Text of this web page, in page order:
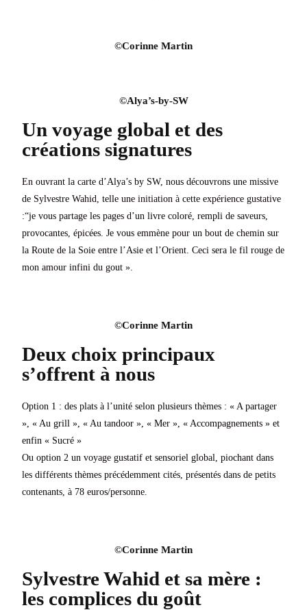
©Corinne Martin​
©Alya’s-by-SW​
Un voyage global et des
créations signatures
En ouvrant la carte d’Alya’s by SW, nous découvrons une missive
de Sylvestre Wahid, telle une initiation à cette expérience gustative
:“je vous partage les pages d’un livre coloré, rempli de saveurs,
provocantes, épicées. Je vous emmène pour un bout de chemin sur
la Route de la Soie entre l’Asie et l’Orient. Ceci sera le fil rouge de
mon amour infini du gout ».
©Corinne Martin
Deux choix principaux
s’offrent à nous
Option 1 : des plats à l’unité selon plusieurs thèmes : « A partager
», « Au grill », « Au tandoor », « Mer », « Accompagnements » et
enfin « Sucré »
Ou option 2 un voyage gustatif et sensoriel global, piochant dans
les différents thèmes précédemment cités, présentés dans de petits
contenants, à 78 euros/personne.
©Corinne Martin​​​
Sylvestre Wahid et sa mère :
les complices du goût